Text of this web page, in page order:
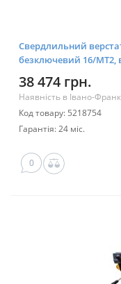
Свердлильний
безключевий 16/МТ2,
38 474 грн.
Наявність в Івано-
Код товару: 5218754
Гарантія: 24 міс.
0